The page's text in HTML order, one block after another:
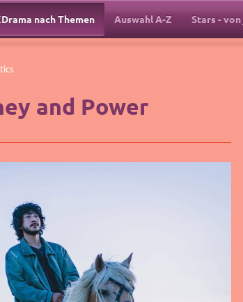
nach Themen Auswahl A-Z Stars -
and Power